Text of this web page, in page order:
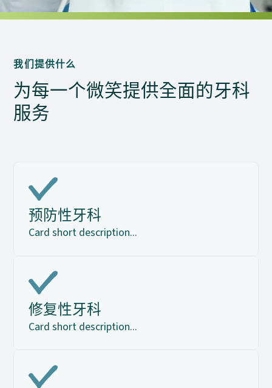
我们提供什么
为每一个微笑提供全面的牙科
服务
预防性牙科
Card short description...
修复性牙科
Card short description...